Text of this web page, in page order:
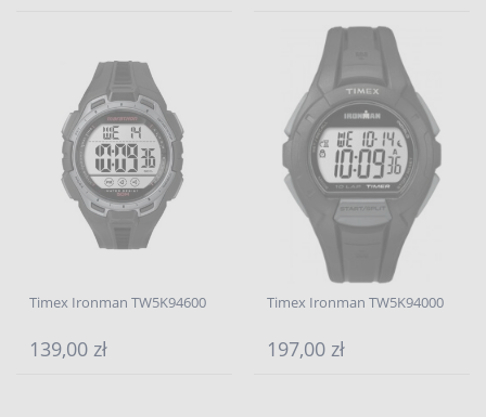
Timex Ironman TW5K94600
139,00 zł
Timex Ironman TW5K94000
197,00 zł